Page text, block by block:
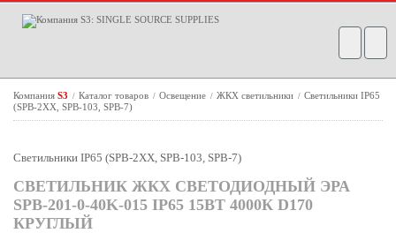
Компания S3 / Каталог товаров / Освещение / ЖКХ светильники / Светильники IP65
(SPB-2ХХ, SPB-103, SPB-7)
Светильники IP65 (SPB-2ХХ, SPB-103, SPB-7)
СВЕТИЛЬНИК ЖКХ СВЕТОДИОДНЫЙ ЭРА
SPB-201-0-40K-015 IP65 15ВТ 4000К D170
КРУГЛЫЙ